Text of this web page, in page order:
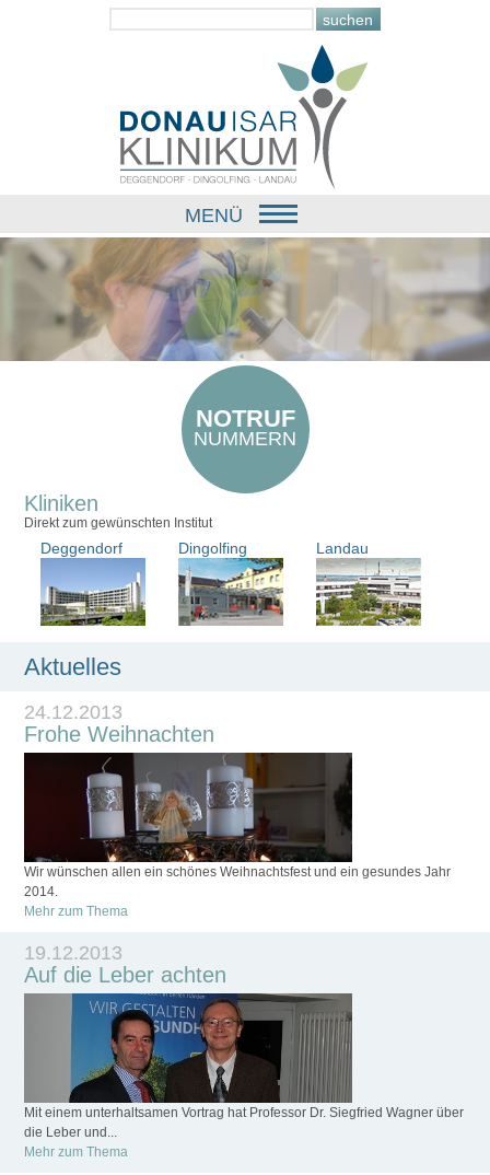
MENÜ
NOTRUF
NUMMERN
Kliniken
Direkt zum gewünschten Institut
Deggendorf Dingolfing Landau
Aktuelles
24.12.2013
Frohe Weihnachten
Wir wünschen allen ein schönes Weihnachtsfest und ein gesundes Jahr
2014.
Mehr zum Thema
19.12.2013
Auf die Leber achten
Mit einem unterhaltsamen Vortrag hat Professor Dr. Siegfried Wagner über
die Leber und...
Mehr zum Thema